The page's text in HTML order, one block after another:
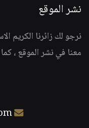
نشر الموقع
نرجو لك زائرنا الكريم
معنا في نشر الموقع ،